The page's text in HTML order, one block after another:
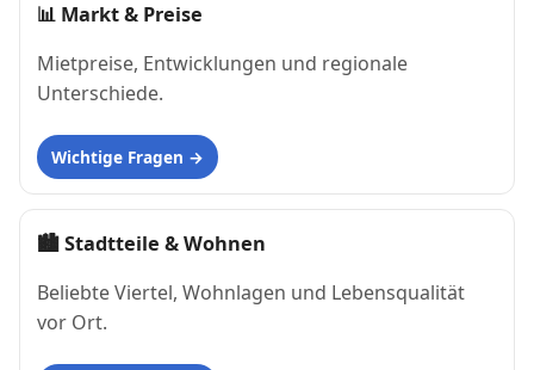
📊 Markt & Preise
Mietpreise, Entwicklungen und regionale
Unterschiede.
Wichtige Fragen
🏙Stadtteile & Wohnen
Beliebte Viertel, Wohnlagen und Lebensqualität
vor Ort.